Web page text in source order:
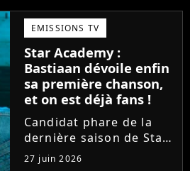
candidate de la Star
Academy s'apprête à
sortir un troisième titre
(Les règles) et vient...
EMISSIONS TV
Star Academy :
Bastiaan dévoile enfin
sa première chanson,
et on est déjà fans !
Candidat phare de la
dernière saison de Star
Academy, Bastiaan fait
27 juin 2026